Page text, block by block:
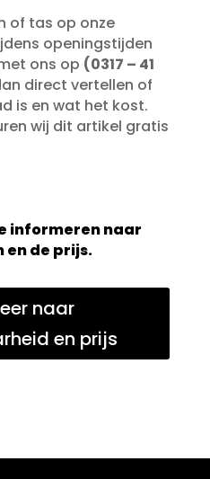
of tas op onze
openingstijden
ons op (0317 – 41
direct vertellen of
is en wat het kost.
wij dit artikel gratis
informeren naar
de prijs.
naar
en prijs